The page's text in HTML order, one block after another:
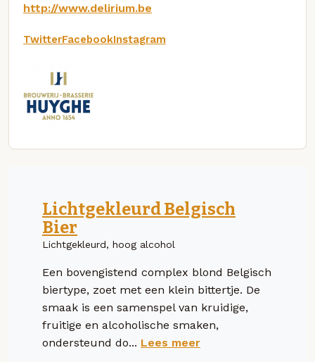
http://www.delirium.be
TwitterFacebookInstagram
Lichtgekleurd Belgisch
Bier
Lichtgekleurd, hoog alcohol
Een bovengistend complex blond Belgisch
biertype, zoet met een klein bittertje. De
smaak is een samenspel van kruidige,
fruitige en alcoholische smaken,
ondersteund do... Lees meer